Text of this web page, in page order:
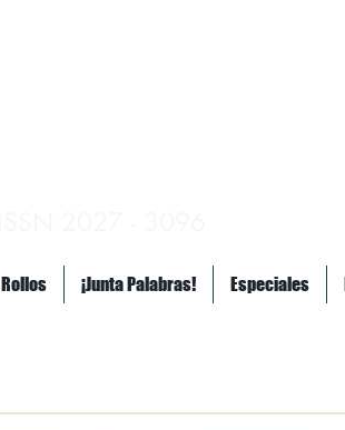
Rollos ¡Junta Palabras! Especiales